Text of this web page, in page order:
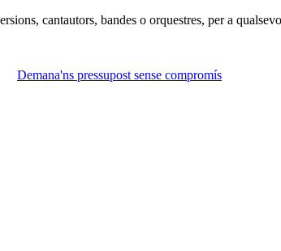
cantautors, bandes o orquestres, per a
Demana'ns pressupost sense compromís